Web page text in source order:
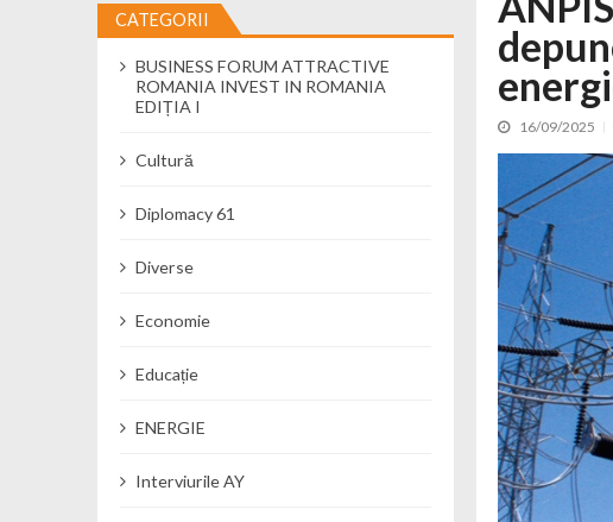
Cseke Attila: Am creat, până în prezent, peste
Încă o creșă modernă pentru Alba: 40 de locuri
Ministerul Mediului derulează dezbaterea
Ministerul Apărării Naționale participă la
Dobânzi de pânã la 7,50% la ediția FIDELIS din
MMAP pune în consultare publică proiectul
16/09/2025
CATEGORII
BUSINESS FORUM ATTRACTIVE
ROMANIA INVEST IN ROMANIA
EDIȚIA I
Cultură
Diplomacy 61
Diverse
Economie
Educație
ENERGIE
Interviurile AY